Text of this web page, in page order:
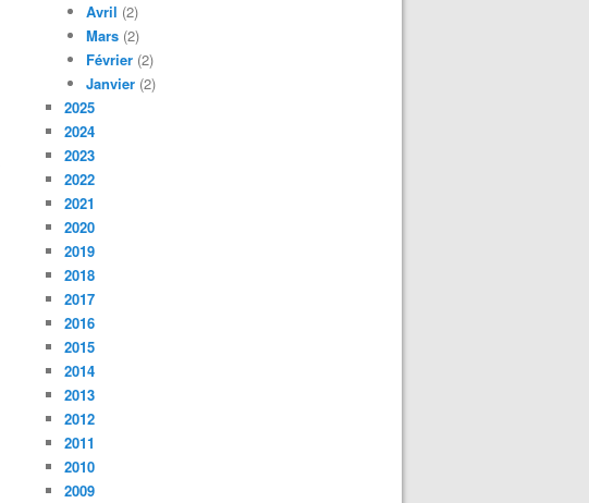
Avril (2)
Mars (2)
Février (2)
Janvier (2)
2025
2024
2023
2022
2021
2020
2019
2018
2017
2016
2015
2014
2013
2012
2011
2010
2009